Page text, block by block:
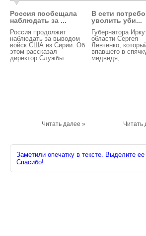
Россия пообещала
наблюдать за ...
Россия продолжит
наблюдать за выводом
войск США из Сирии. Об
этом рассказал
директор Службы ...
Читать далее »
В сети
уволить уби...
Губернатора
области Сергея
Левченко,
впавшего в
медведя, ...
Читать
Заметили опечатку в тексте. Выделите
Спасибо!